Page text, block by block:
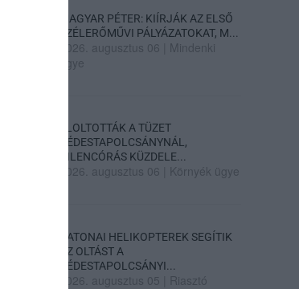
MAGYAR PÉTER: KIÍRJÁK AZ ELSŐ
SZÉLERŐMŰVI PÁLYÁZATOKAT, M...
2026. augusztus 06
Mindenki
ügye
ELOLTOTTÁK A TÜZET
DÉDESTAPOLCSÁNYNÁL,
KILENCÓRÁS KÜZDELE...
2026. augusztus 06 Környék ügye
KATONAI HELIKOPTEREK SEGÍTIK
AZ OLTÁST A
DÉDESTAPOLCSÁNYI...
2026. augusztus 05 Riasztó